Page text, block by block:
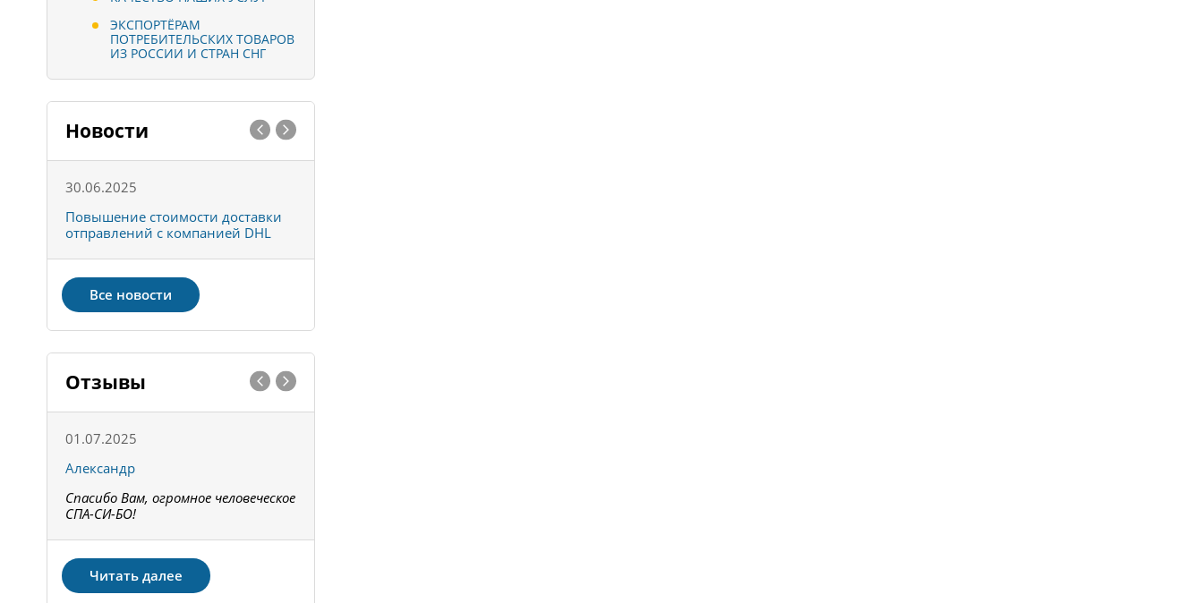
ЭКСПОРТЁРАМ
ПОТРЕБИТЕЛЬСКИХ ТОВАРОВ
ИЗ РОССИИ И СТРАН СНГ
Новости
30.06.2025
Повышение стоимости доставки
отправлений с компанией DHL
Все новости
Отзывы
01.07.2025
Александр
Спасибо Вам, огромное человеческое
СПА-СИ-БО!
Читать далее